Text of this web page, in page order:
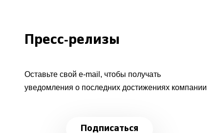
Пресс-релизы
Оставьте свой e-mail, чтобы получать
уведомления о последних достижениях компании
Подписаться